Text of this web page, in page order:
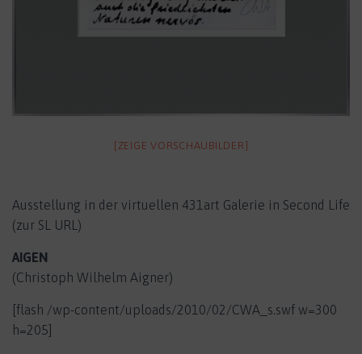
[ZEIGE VORSCHAUBILDER]
Ausstellung in der virtuellen 431art Galerie in Second Life
(zur SL URL)
AIGEN
(Christoph Wilhelm Aigner)
[flash /wp-content/uploads/2010/02/CWA_s.swf w=300
h=205]